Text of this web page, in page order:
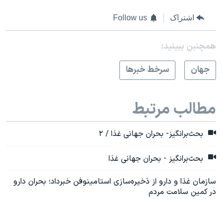
اشتراک Follow us
همچنبن ببینید:
جهان
سرخط خبرها
مطالب مرتبط
بحث‌برانگيز- بحران جهانی غذا / ۲
بحث‌برانگيز - بحران جهانی غذا
سازمان غذا و دارو از ذخیره‌سازی استامینوفن خبرداد؛ بحران دارو
در کمین سلامت مردم